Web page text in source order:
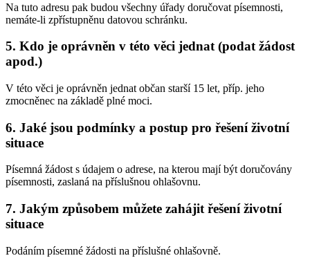
Na tuto adresu pak budou všechny úřady doručovat písemnosti,
nemáte-li zpřístupněnu datovou schránku.
5. Kdo je oprávněn v této věci jednat (podat žádost
apod.)
V této věci je oprávněn jednat občan starší 15 let, příp. jeho
zmocněnec na základě plné moci.
6. Jaké jsou podmínky a postup pro řešení životní
situace
Písemná žádost s údajem o adrese, na kterou mají být doručovány
písemnosti, zaslaná na příslušnou ohlašovnu.
7. Jakým způsobem můžete zahájit řešení životní
situace
Podáním písemné žádosti na příslušné ohlašovně.